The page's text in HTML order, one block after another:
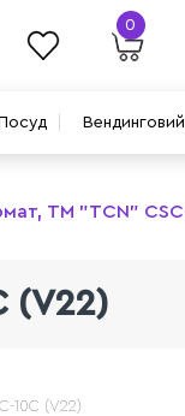
Посуд
0
ТМ "TCN"
(V22)
10C (V22)